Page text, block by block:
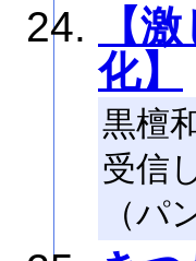
【
化】
黒檀
受信
（